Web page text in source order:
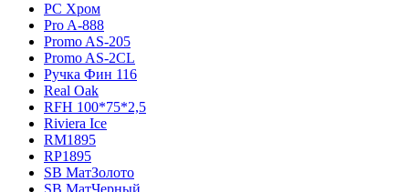
PC Хром
Pro A-888
Promo AS-205
Promo AS-2CL
Pучка Фин 116
Real Oak
RFH 100*75*2,5
Riviera Ice
RM1895
RP1895
SB МатЗолото
SB МатЧерный